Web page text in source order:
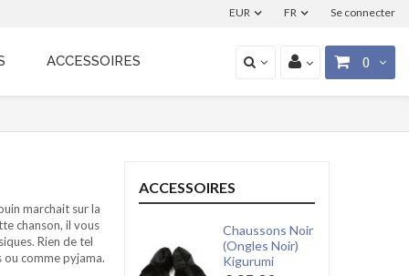
Se connecter
FR
EUR
0
ACCESSOIRES
marchait sur la
chanson, il vous
Rien de tel
comme pyjama.
ACCESSOIRES
Chaussons Noir
(Ongles Noir)
Kigurumi